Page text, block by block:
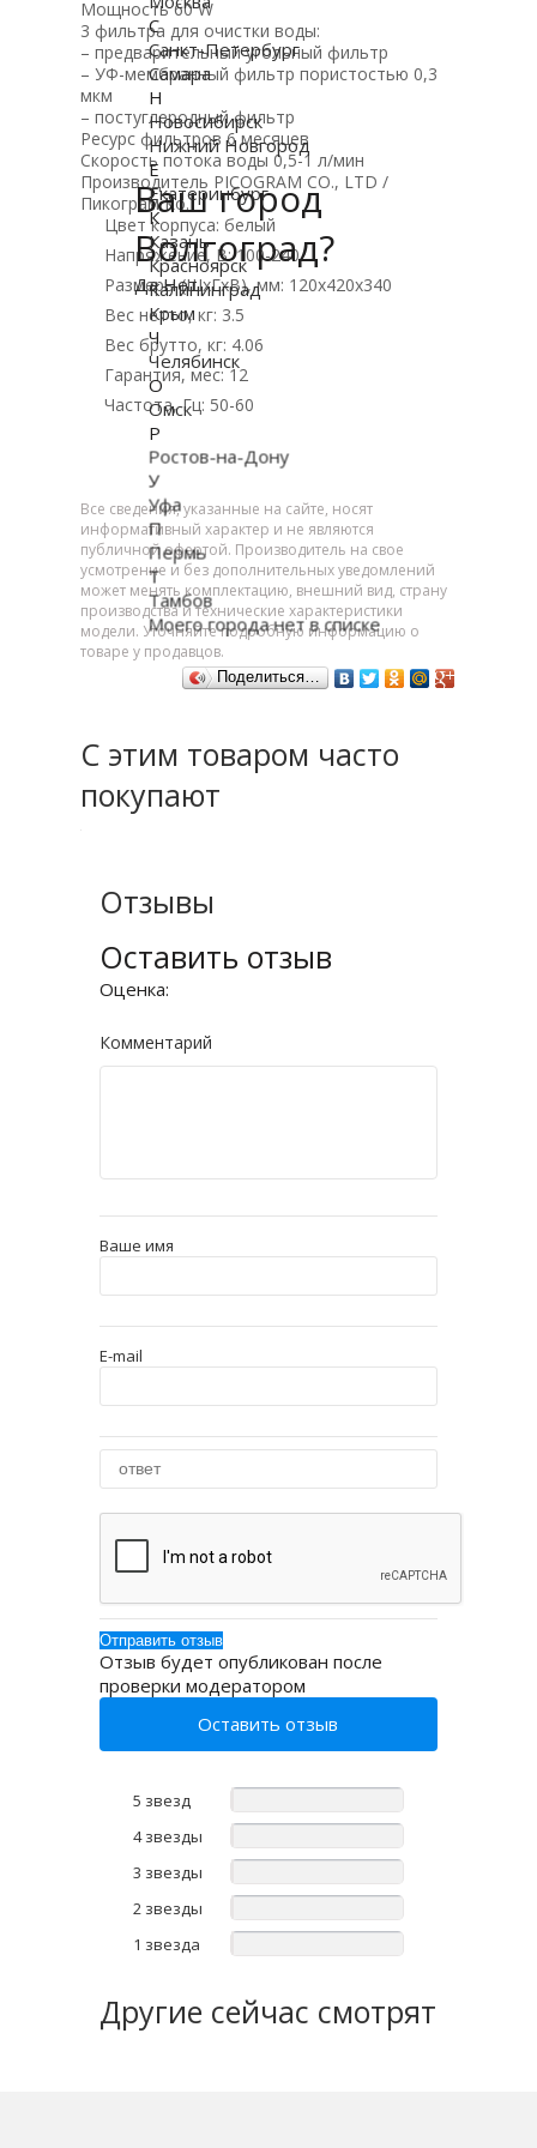
Мощность 60 W
3 фильтра для очистки воды:
– предварительный угольный фильтр
– УФ-мембранный фильтр пористостью 0,3
мкм
– постуглеродный фильтр
Ресурс фильтров 6 месяцев
Скорость потока воды 0,5-1 л/мин
Производитель PICOGRAM CO., LTD /
Пикограм Ко.
Цвет корпуса: белый
Напряжение, В: 100-240
Размеры (ШхГхВ), мм: 120х420х340
Вес нетто, кг: 3.5
Вес брутто, кг: 4.06
Гарантия, мес: 12
Частота, Гц: 50-60
Все сведения, указанные на сайте, носят
информативный характер и не являются
публичной офертой. Производитель на свое
усмотрение и без дополнительных уведомлений
может менять комплектацию, внешний вид, страну
производства и технические характеристики
модели. Уточняйте подробную информацию о
товаре у продавцов.
Поделиться…
С этим товаром часто
покупают
Отзывы
Оставить отзыв
Оценка:
Комментарий
Ваше имя
E-mail
Отзыв будет опубликован после
проверки модератором
Оставить отзыв
5 звезд
4 звезды
3 звезды
2 звезды
1 звезда
Другие сейчас смотрят
Ваш город
Волгоград?
Да Нет
С
Санкт-Петербург
Самара
Н
Новосибирск
Нижний Новгород
Е
Екатеринбург
К
Казань
Красноярск
Калининград
Крым
Ч
Челябинск
О
Омск
Р
Ростов-на-Дону
У
Уфа
П
Пермь
Т
Тамбов
Моего города нет в списке